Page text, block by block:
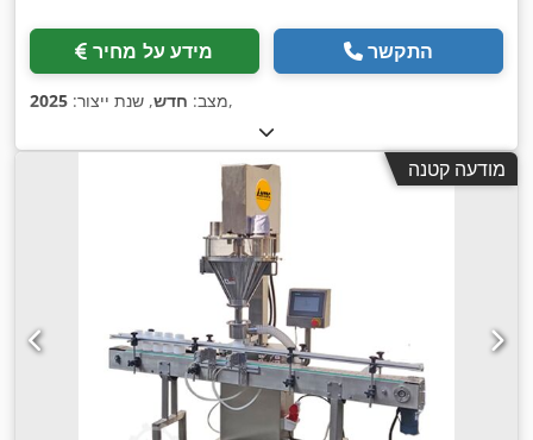
מידע על מחיר התקשר
מצב: חדש, שנת ייצור: 2025 ,
מודעה קטנה